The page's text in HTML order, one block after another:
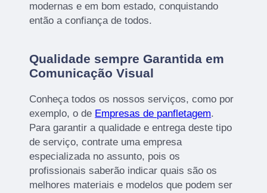
modernas e em bom estado, conquistando
então a confiança de todos.
Qualidade sempre Garantida em
Comunicação Visual
Conheça todos os nossos serviços, como por
exemplo, o de Empresas de panfletagem.
Para garantir a qualidade e entrega deste tipo
de serviço, contrate uma empresa
especializada no assunto, pois os
profissionais saberão indicar quais são os
melhores materiais e modelos que podem ser